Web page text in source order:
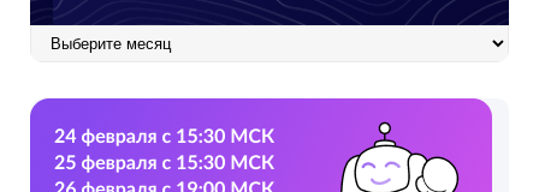
Архив